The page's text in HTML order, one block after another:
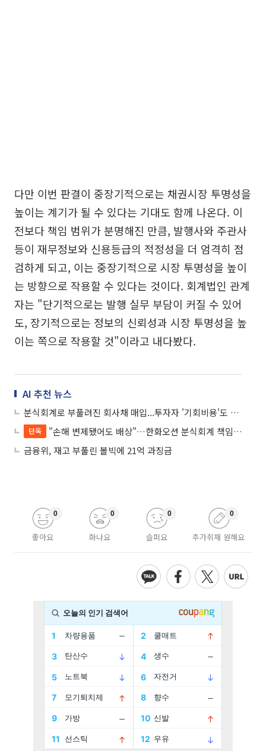
다만 이번 판결이 중장기적으로는 채권시장 투명성을
높이는 계기가 될 수 있다는 기대도 함께 나온다. 이
전보다 책임 범위가 분명해진 만큼, 발행사와 주관사
등이 재무정보와 신용등급의 적정성을 더 엄격히 점
검하게 되고, 이는 중장기적으로 시장 투명성을 높이
는 방향으로 작용할 수 있다는 것이다. 회계법인 관계
자는 "단기적으로는 발행 실무 부담이 커질 수 있어
도, 장기적으로는 정보의 신뢰성과 시장 투명성을 높
이는 쪽으로 작용할 것"이라고 내다봤다.
AI 추천 뉴스
분식회계로 부풀려진 회사채 매입...투자자 '기회비용'도 배상
단독
"손해 변제됐어도 배상"…한화오션 분식회계 책임, 회사채까지 번졌다
금융위, 재고 부풀린 볼빅에 21억 과징금
좋아요
0
화나요
0
슬퍼요
0
추가취재 원해요
0